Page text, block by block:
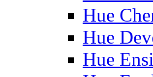
Hue
Hue
Hue